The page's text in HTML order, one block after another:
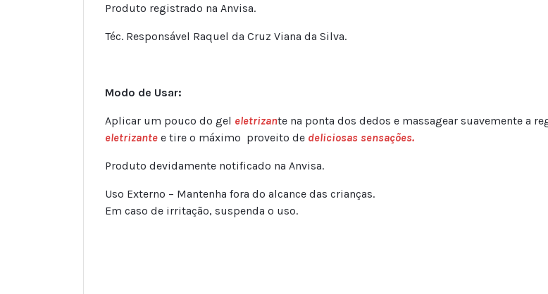
Produto registrado na Anvisa.
Téc. Responsável Raquel da Cruz Viana da Silva.
Modo de Usar:
Aplicar um pouco do gel eletrizante na ponta dos dedos e massagear suavemente a
eletrizante e tire o máximo proveito de deliciosas sensações.
Produto devidamente notificado na Anvisa.
Uso Externo – Mantenha fora do alcance das crianças.
Em caso de irritação, suspenda o uso.